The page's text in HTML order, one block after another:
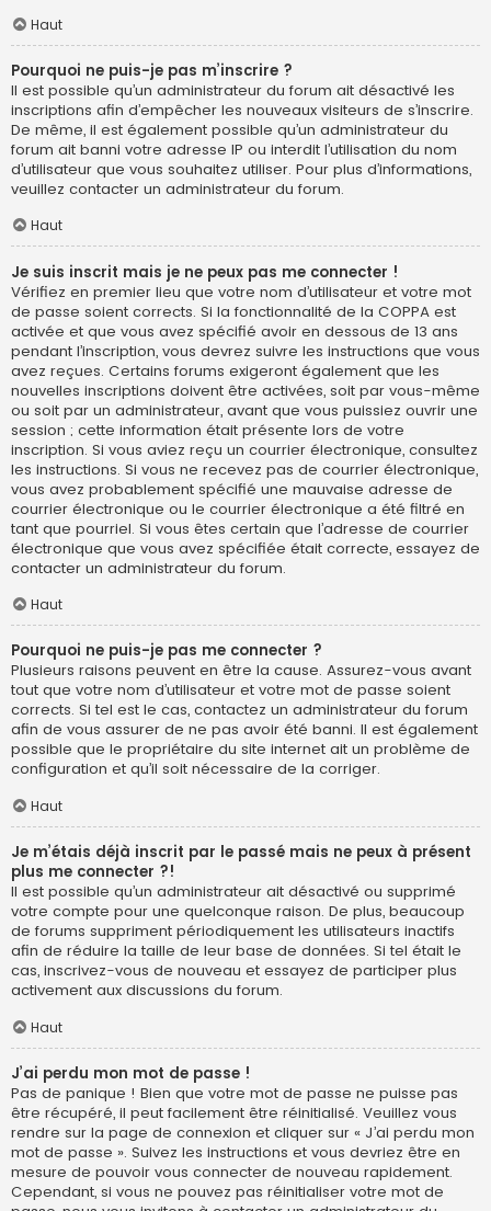
Haut
Pourquoi ne puis-je pas m’inscrire ?
Il est possible qu’un administrateur du forum ait désactivé les
inscriptions afin d’empêcher les nouveaux visiteurs de s’inscrire.
De même, il est également possible qu’un administrateur du
forum ait banni votre adresse IP ou interdit l’utilisation du nom
d’utilisateur que vous souhaitez utiliser. Pour plus d’informations,
veuillez contacter un administrateur du forum.
Haut
Je suis inscrit mais je ne peux pas me connecter !
Vérifiez en premier lieu que votre nom d’utilisateur et votre mot
de passe soient corrects. Si la fonctionnalité de la COPPA est
activée et que vous avez spécifié avoir en dessous de 13 ans
pendant l’inscription, vous devrez suivre les instructions que vous
avez reçues. Certains forums exigeront également que les
nouvelles inscriptions doivent être activées, soit par vous-même
ou soit par un administrateur, avant que vous puissiez ouvrir une
session ; cette information était présente lors de votre
inscription. Si vous aviez reçu un courrier électronique, consultez
les instructions. Si vous ne recevez pas de courrier électronique,
vous avez probablement spécifié une mauvaise adresse de
courrier électronique ou le courrier électronique a été filtré en
tant que pourriel. Si vous êtes certain que l’adresse de courrier
électronique que vous avez spécifiée était correcte, essayez de
contacter un administrateur du forum.
Haut
Pourquoi ne puis-je pas me connecter ?
Plusieurs raisons peuvent en être la cause. Assurez-vous avant
tout que votre nom d’utilisateur et votre mot de passe soient
corrects. Si tel est le cas, contactez un administrateur du forum
afin de vous assurer de ne pas avoir été banni. Il est également
possible que le propriétaire du site internet ait un problème de
configuration et qu’il soit nécessaire de la corriger.
Haut
Je m’étais déjà inscrit par le passé mais ne peux à présent
plus me connecter ?!
Il est possible qu’un administrateur ait désactivé ou supprimé
votre compte pour une quelconque raison. De plus, beaucoup
de forums suppriment périodiquement les utilisateurs inactifs
afin de réduire la taille de leur base de données. Si tel était le
cas, inscrivez-vous de nouveau et essayez de participer plus
activement aux discussions du forum.
Haut
J’ai perdu mon mot de passe !
Pas de panique ! Bien que votre mot de passe ne puisse pas
être récupéré, il peut facilement être réinitialisé. Veuillez vous
rendre sur la page de connexion et cliquer sur « J’ai perdu mon
mot de passe ». Suivez les instructions et vous devriez être en
mesure de pouvoir vous connecter de nouveau rapidement.
Cependant, si vous ne pouvez pas réinitialiser votre mot de